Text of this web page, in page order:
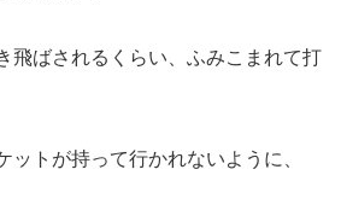
飛ばされるくらい、ふみこまれて打
ットが持って行かれないように、